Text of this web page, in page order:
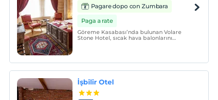
Pagare dopo con Zumbara
Paga a rate
Göreme Kasabası’nda bulunan Volare
Stone Hotel, sıcak hava balonlarını
İşbilir Otel